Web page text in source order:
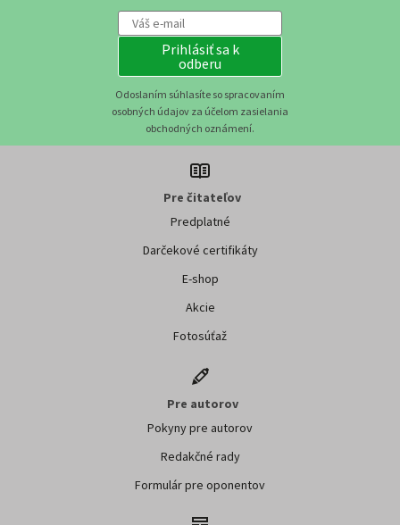
Prihlásiť sa k
odberu
Odoslaním súhlasíte so spracovaním
osobných údajov za účelom zasielania
obchodných oznámení.
Pre čitateľov
Predplatné
Darčekové certifikáty
E-shop
Akcie
Fotosúťaž
Pre autorov
Pokyny pre autorov
Redakčné rady
Formulár pre oponentov